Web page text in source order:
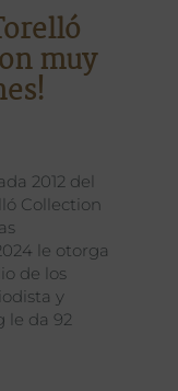
muy
2012 del
Collection
le otorga
de los
y
le da 92